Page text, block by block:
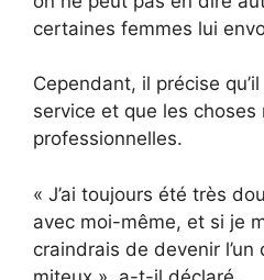
certaines femmes lui
Cependant, il précise
service et que les
professionnelles.
« J’ai toujours été très
avec moi-même, et si je
craindrais de devenir l’un